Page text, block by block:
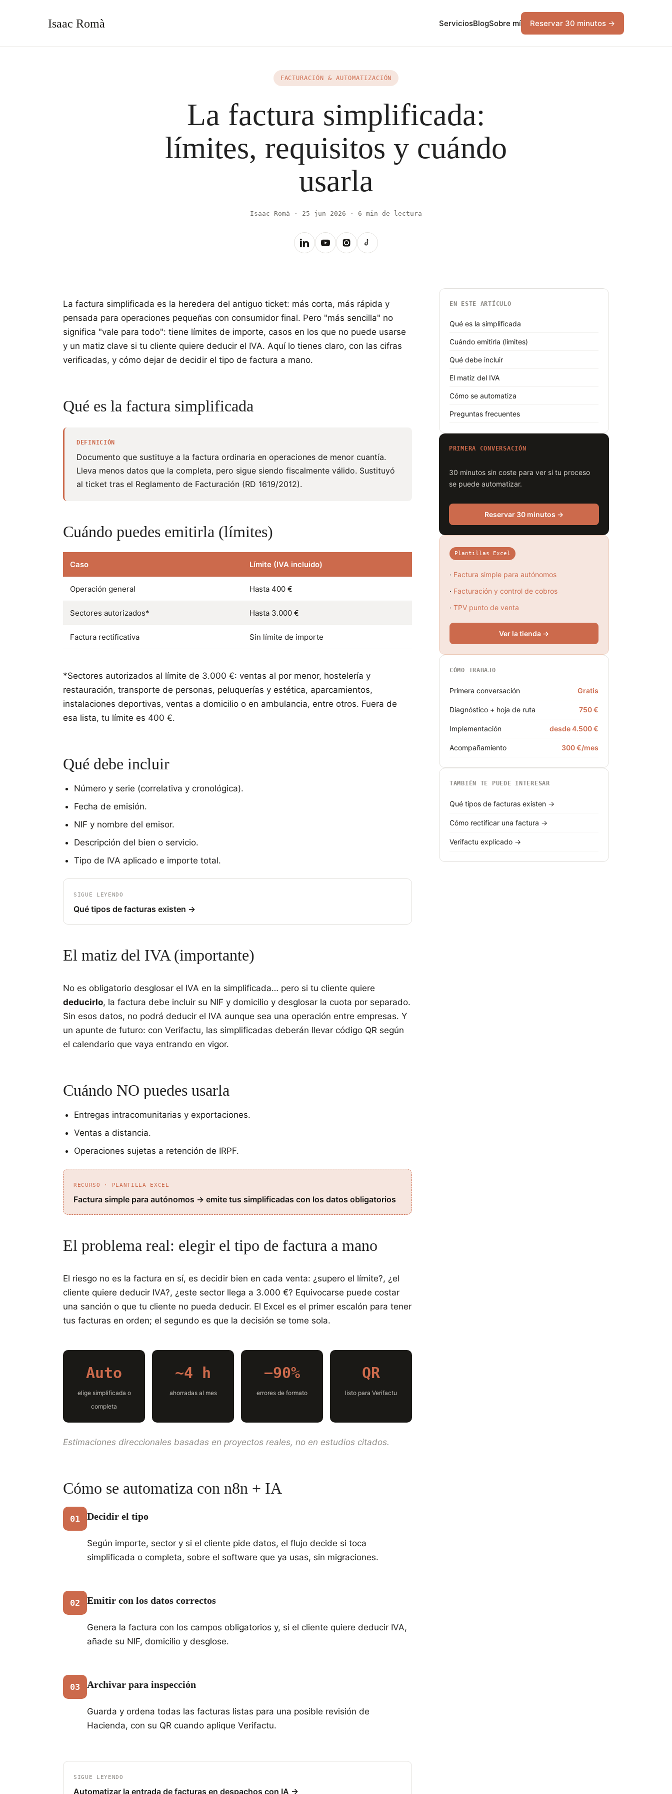
Isaac Romà ServiciosBlogSobre mí Reservar 30 minutos →
FACTURACIÓN & AUTOMATIZACIÓN
La factura simplificada:
límites, requisitos y cuándo
usarla
Isaac Romà · 25 jun 2026 · 6 min de lectura
La factura simplificada es la heredera del antiguo ticket: más corta, más rápida y
pensada para operaciones pequeñas con consumidor final. Pero "más sencilla" no
significa "vale para todo": tiene límites de importe, casos en los que no puede usarse
y un matiz clave si tu cliente quiere deducir el IVA. Aquí lo tienes claro, con las cifras
verificadas, y cómo dejar de decidir el tipo de factura a mano.
Qué es la factura simplificada
DEFINICIÓN
Documento que sustituye a la factura ordinaria en operaciones de menor cuantía.
Lleva menos datos que la completa, pero sigue siendo fiscalmente válido. Sustituyó
al ticket tras el Reglamento de Facturación (RD 1619/2012).
Cuándo puedes emitirla (límites)
Caso Límite (IVA incluido)
Operación general Hasta 400 €
Sectores autorizados* Hasta 3.000 €
Factura rectificativa Sin límite de importe
*Sectores autorizados al límite de 3.000 €: ventas al por menor, hostelería y
restauración, transporte de personas, peluquerías y estética, aparcamientos,
instalaciones deportivas, ventas a domicilio o en ambulancia, entre otros. Fuera de
esa lista, tu límite es 400 €.
Qué debe incluir
Número y serie (correlativa y cronológica).
Fecha de emisión.
NIF y nombre del emisor.
Descripción del bien o servicio.
Tipo de IVA aplicado e importe total.
SIGUE LEYENDO
Qué tipos de facturas existen →
El matiz del IVA (importante)
No es obligatorio desglosar el IVA en la simplificada… pero si tu cliente quiere
deducirlo, la factura debe incluir su NIF y domicilio y desglosar la cuota por separado.
Sin esos datos, no podrá deducir el IVA aunque sea una operación entre empresas. Y
un apunte de futuro: con Verifactu, las simplificadas deberán llevar código QR según
el calendario que vaya entrando en vigor.
Cuándo NO puedes usarla
Entregas intracomunitarias y exportaciones.
Ventas a distancia.
Operaciones sujetas a retención de IRPF.
RECURSO · PLANTILLA EXCEL
Factura simple para autónomos → emite tus simplificadas con los datos obligatorios
El problema real: elegir el tipo de factura a mano
El riesgo no es la factura en sí, es decidir bien en cada venta: ¿supero el límite?, ¿el
cliente quiere deducir IVA?, ¿este sector llega a 3.000 €? Equivocarse puede costar
una sanción o que tu cliente no pueda deducir. El Excel es el primer escalón para tener
tus facturas en orden; el segundo es que la decisión se tome sola.
Auto
elige simplificada o
completa
~4 h
ahorradas al mes
−90%
errores de formato
QR
listo para Verifactu
Estimaciones direccionales basadas en proyectos reales, no en estudios citados.
Cómo se automatiza con n8n + IA
01 Decidir el tipo
Según importe, sector y si el cliente pide datos, el flujo decide si toca
simplificada o completa, sobre el software que ya usas, sin migraciones.
02 Emitir con los datos correctos
Genera la factura con los campos obligatorios y, si el cliente quiere deducir IVA,
añade su NIF, domicilio y desglose.
03 Archivar para inspección
Guarda y ordena todas las facturas listas para una posible revisión de
Hacienda, con su QR cuando aplique Verifactu.
SIGUE LEYENDO
Automatizar la entrada de facturas en despachos con IA →
EN ESTE ARTÍCULO
Qué es la simplificada
Cuándo emitirla (límites)
Qué debe incluir
El matiz del IVA
Cómo se automatiza
Preguntas frecuentes
PRIMERA CONVERSACIÓN
30 minutos sin coste para ver si tu proceso
se puede automatizar.
Reservar 30 minutos →
Plantillas Excel
· Factura simple para autónomos
· Facturación y control de cobros
· TPV punto de venta
Ver la tienda →
CÓMO TRABAJO
Primera conversación Gratis
Diagnóstico + hoja de ruta 750 €
Implementación desde 4.500 €
Acompañamiento 300 €/mes
TAMBIÉN TE PUEDE INTERESAR
Qué tipos de facturas existen →
Cómo rectificar una factura →
Verifactu explicado →